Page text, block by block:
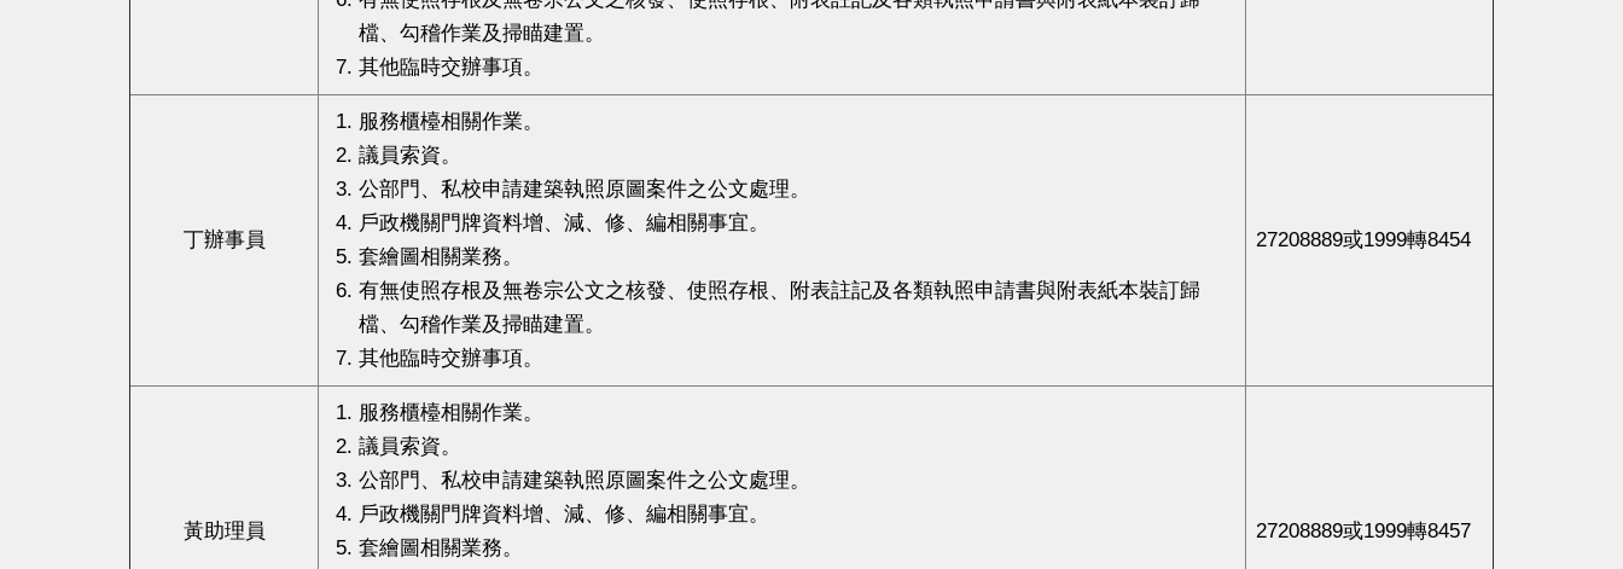
檔、勾稽作業及掃瞄建置。
其他臨時交辦事項。
丁辦事員
服務櫃檯相關作業。
議員索資。
公部門、私校申請建築執照原圖案件之公文處理。
戶政機關門牌資料增、減、修、編相關事宜。
套繪圖相關業務。
有無使照存根及無卷宗公文之核發、使照存根、附表註記及各類執照申請書與附表紙本裝訂歸
檔、勾稽作業及掃瞄建置。
其他臨時交辦事項。
27208889或1999轉8454
黃助理員
服務櫃檯相關作業。
議員索資。
公部門、私校申請建築執照原圖案件之公文處理。
戶政機關門牌資料增、減、修、編相關事宜。
套繪圖相關業務。
27208889或1999轉8457